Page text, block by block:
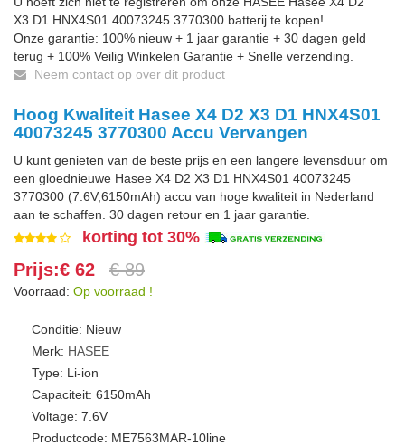
X3 D1 HNX4S01 40073245 3770300 batterij te kopen!
Onze garantie: 100% nieuw + 1 jaar garantie + 30 dagen geld
terug + 100% Veilig Winkelen Garantie + Snelle verzending.
Neem contact op over dit product
Hoog Kwaliteit Hasee X4 D2 X3 D1 HNX4S01
40073245 3770300 Accu Vervangen
U kunt genieten van de beste prijs en een langere levensduur om
een gloednieuwe Hasee X4 D2 X3 D1 HNX4S01 40073245
3770300 (7.6V,6150mAh) accu van hoge kwaliteit in Nederland
aan te schaffen. 30 dagen retour en 1 jaar garantie.
korting tot 30%
Prijs:€ 62 € 89
Voorraad: Op voorraad !
Conditie: Nieuw
Merk: HASEE
Type: Li-ion
Capaciteit: 6150mAh
Voltage: 7.6V
Productcode: ME7563MAR-10line